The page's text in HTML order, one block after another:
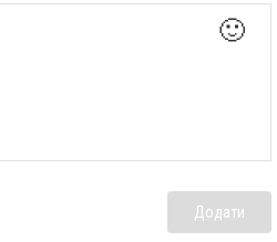
🙂
Додати